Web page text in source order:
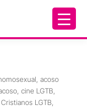
acoso
, cine LGTB
Cristianos LGTB